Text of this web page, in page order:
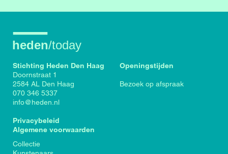
Stichting Heden Den Haag
Doornstraat 1
2584 AL Den Haag
070 346 5337
info@heden.nl
Privacybeleid
Algemene voorwaarden
Openingstijden
Bezoek op afspraak
Voet
Collectie